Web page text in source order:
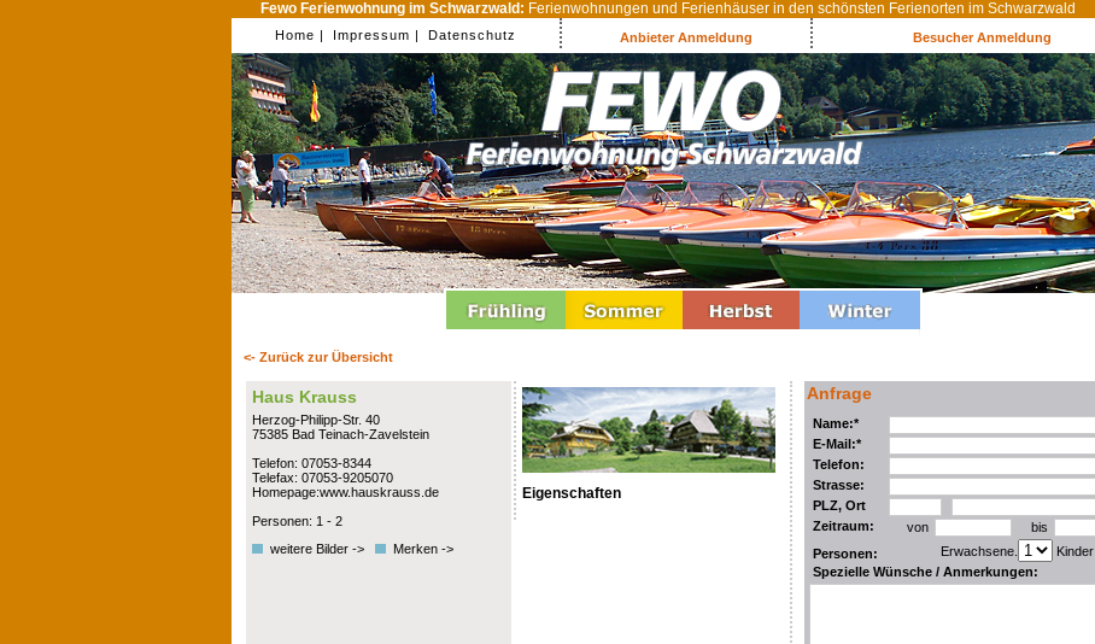
Fewo Ferienwohnung im Schwarzwald: Ferienwohnungen und Ferienhäuser in den schönsten Ferienorten im Schwarzwald
Home | Impressum | Datenschutz Anbieter Anmeldung Besucher Anmeldung
<- Zurück zur Übersicht
Haus Krauss
Herzog-Philipp-Str. 40
75385 Bad Teinach-Zavelstein
Telefon: 07053-8344
Telefax: 07053-9205070
Homepage:www.hauskrauss.de
Personen: 1 - 2
weitere Bilder ->
Merken ->
Eigenschaften
Anfrage
Name:*
E-Mail:*
Telefon:
Strasse:
PLZ, Ort
Zeitraum:
von
bis
Personen:
Erwachsene.
Kinder
Spezielle Wünsche / Anmerkungen: